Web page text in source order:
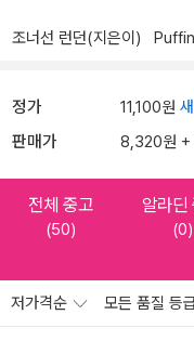
조너선 런던(지은이) Puffin
정가 11,100원
판매가 8,320원 +
전체 중고
(50)
알라딘
(0)
저가격순 모든 품질 등